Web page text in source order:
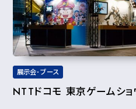
展示会･ブース
NTTドコモ 東京ゲームショ